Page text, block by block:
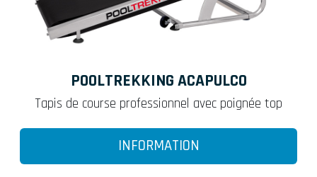
POOLTREKKING ACAPULCO
Tapis de course professionnel avec poignée top
INFORMATION